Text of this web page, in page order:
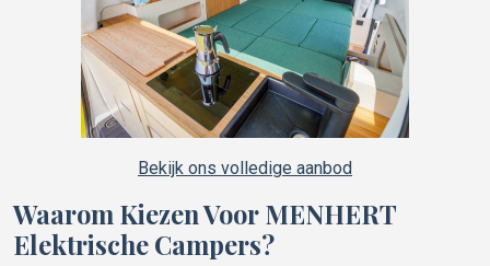
Bekijk ons volledige aanbod
Waarom Kiezen Voor MENHERT
Elektrische Campers?